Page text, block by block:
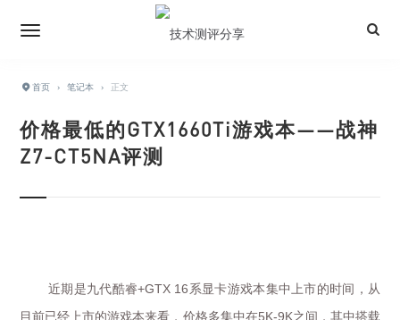
首页 › 笔记本 › 正文
价格最低的GTX1660Ti游戏本——战神
Z7-CT5NA评测
近期是九代酷睿+GTX 16系显卡游戏本集中上市的时间，从
目前已经上市的游戏本来看，价格多集中在5K-9K之间，其中搭载